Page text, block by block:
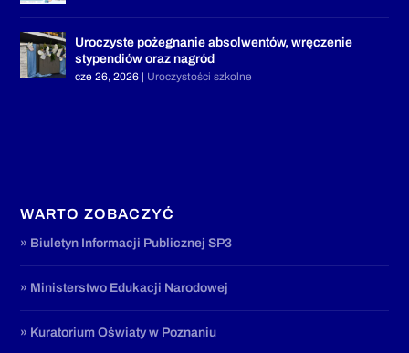
Uroczyste pożegnanie absolwentów, wręczenie
stypendiów oraz nagród
cze 26, 2026 | Uroczystości szkolne
WARTO ZOBACZYĆ
» Biuletyn Informacji Publicznej SP3
» Ministerstwo Edukacji Narodowej
» Kuratorium Oświaty w Poznaniu